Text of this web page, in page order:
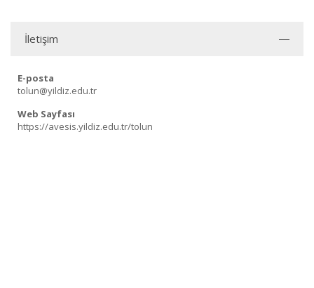
İletişim
E-posta
tolun@yildiz.edu.tr
Web Sayfası
https://avesis.yildiz.edu.tr/tolun